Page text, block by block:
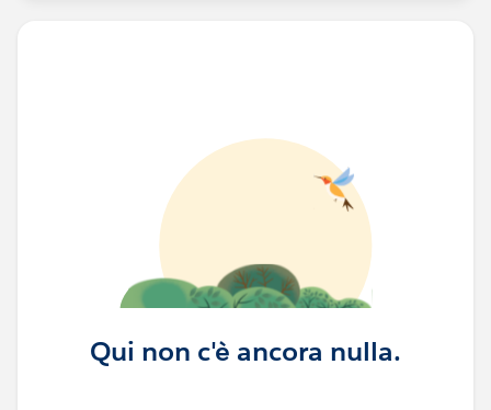
Qui non c'è ancora nulla.